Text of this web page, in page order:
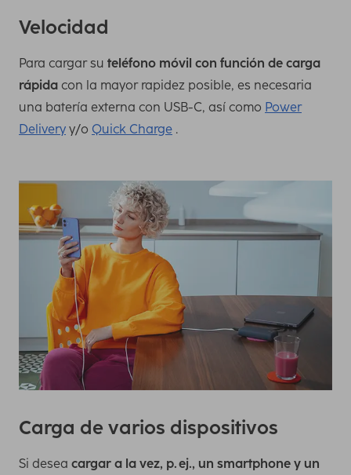
Velocidad
Para cargar su teléfono móvil con función de carga
rápida con la mayor rapidez posible, es necesaria
una batería externa con USB-C, así como Power
Delivery y/o Quick Charge .
Carga de varios dispositivos
Si desea cargar a la vez, p. ej., un smartphone y un